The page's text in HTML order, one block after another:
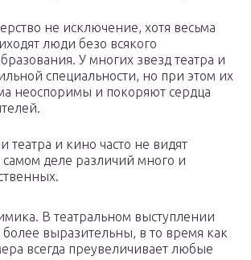
не исключение, хотя весьма
люди безо всякого
У многих звезд театра и
специальности, но при этом их
неоспоримы и покоряют сердца
театра и кино часто не видят
деле различий много и
В театральном выступлении
более выразительны, в то время как
всегда преувеличивает любые